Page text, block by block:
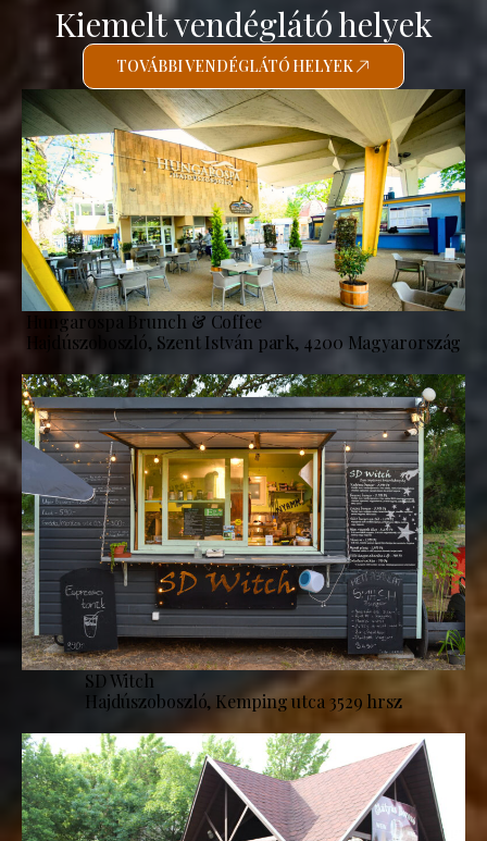
Kiemelt vendéglátó helyek
TOVÁBBI VENDÉGLÁTÓ HELYEK
Hungarospa Brunch & Coffee
Hajdúszoboszló, Szent István park, 4200 Magyarország
SD Witch
Hajdúszoboszló, Kemping utca 3529 hrsz